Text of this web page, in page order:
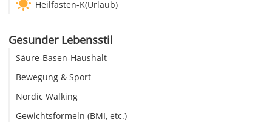
Heilfasten-K(Urlaub)
Gesunder Lebensstil
Säure-Basen-Haushalt
Bewegung & Sport
Nordic Walking
Gewichtsformeln (BMI, etc.)